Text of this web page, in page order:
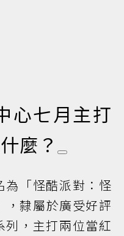
心七月主打
麼？
為「怪酷派對：怪
，隸屬於廣受好評
列，主打兩位當紅